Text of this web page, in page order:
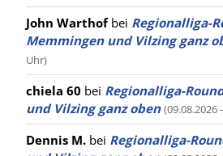
John Warthofbei Regionalliga-
Memmingen und Vilzing ganz
Uhr)
chiela 60 bei Regionalliga-
und Vilzing ganz oben (09.08.2026
Dennis M. bei Regionalliga-